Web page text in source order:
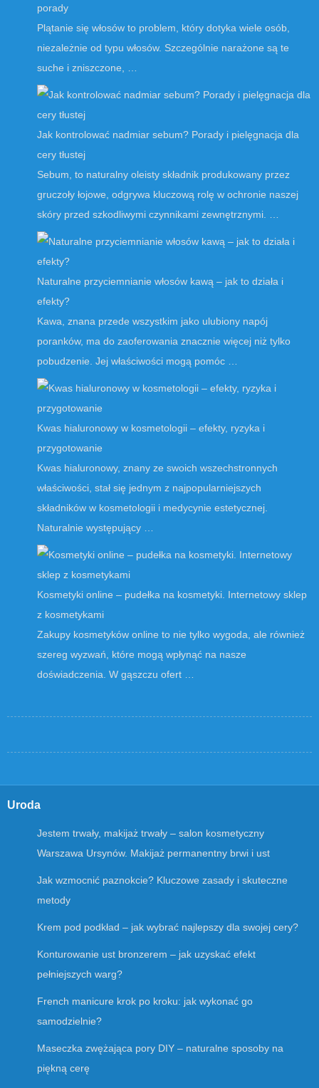
porady
Plątanie się włosów to problem, który dotyka wiele osób,
niezależnie od typu włosów. Szczególnie narażone są te
suche i zniszczone, …
Jak kontrolować nadmiar sebum? Porady i pielęgnacja dla
cery tłustej
Sebum, to naturalny oleisty składnik produkowany przez
gruczoły łojowe, odgrywa kluczową rolę w ochronie naszej
skóry przed szkodliwymi czynnikami zewnętrznymi. …
Naturalne przyciemnianie włosów kawą – jak to działa i
efekty?
Kawa, znana przede wszystkim jako ulubiony napój
poranków, ma do zaoferowania znacznie więcej niż tylko
pobudzenie. Jej właściwości mogą pomóc …
Kwas hialuronowy w kosmetologii – efekty, ryzyka i
przygotowanie
Kwas hialuronowy, znany ze swoich wszechstronnych
właściwości, stał się jednym z najpopularniejszych
składników w kosmetologii i medycynie estetycznej.
Naturalnie występujący …
Kosmetyki online – pudełka na kosmetyki. Internetowy sklep
z kosmetykami
Zakupy kosmetyków online to nie tylko wygoda, ale również
szereg wyzwań, które mogą wpłynąć na nasze
doświadczenia. W gąszczu ofert …
Uroda
Jestem trwały, makijaż trwały – salon kosmetyczny
Warszawa Ursynów. Makijaż permanentny brwi i ust
Jak wzmocnić paznokcie? Kluczowe zasady i skuteczne
metody
Krem pod podkład – jak wybrać najlepszy dla swojej cery?
Konturowanie ust bronzerem – jak uzyskać efekt
pełniejszych warg?
French manicure krok po kroku: jak wykonać go
samodzielnie?
Maseczka zwężająca pory DIY – naturalne sposoby na
piękną cerę